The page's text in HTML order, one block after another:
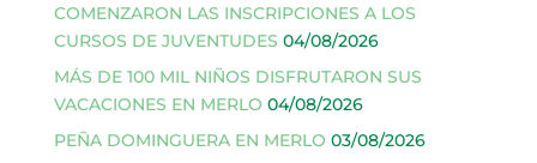
COMENZARON LAS INSCRIPCIONES A LOS
CURSOS DE JUVENTUDES 04/08/2026
MÁS DE 100 MIL NIÑOS DISFRUTARON SUS
VACACIONES EN MERLO 04/08/2026
PEÑA DOMINGUERA EN MERLO 03/08/2026